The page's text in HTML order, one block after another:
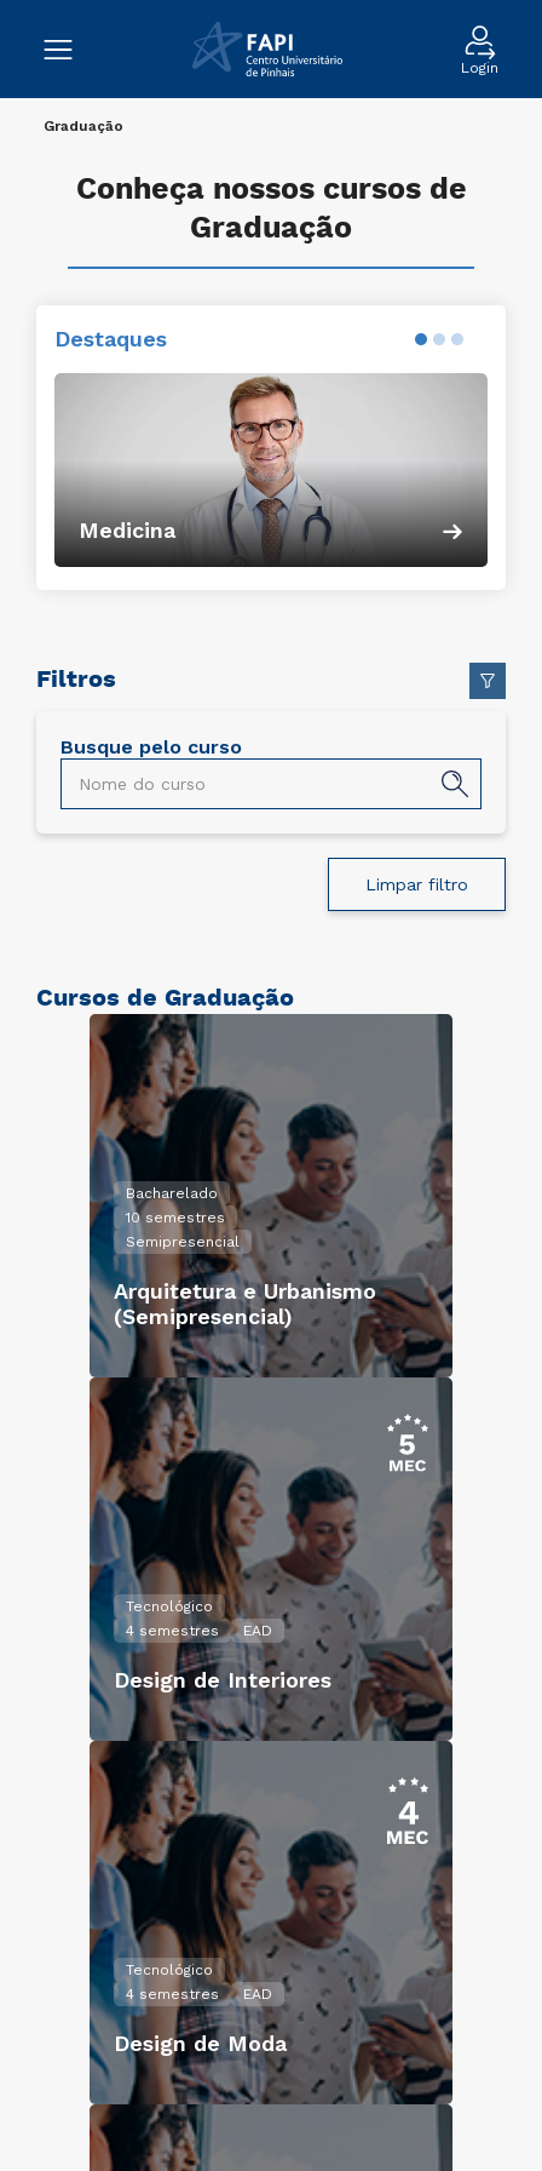
Login
Graduação
Filtros
Busque pelo curso
Limpar filtro
Conheça nossos cursos de
Graduação
Destaques
Direito
Conheça o curso
Cursos de Graduação
Bacharelado
10 semestres
Semipresencial
Arquitetura e Urbanismo
(Semipresencial)
Tecnológico
4 semestres
EAD
Design de Interiores
Tecnológico
4 semestres
EAD
Design de Moda